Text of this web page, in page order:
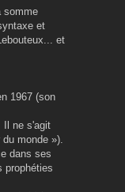
somme
et
et
1967 (son
Il ne s'agit
monde »).
dans ses
prophéties